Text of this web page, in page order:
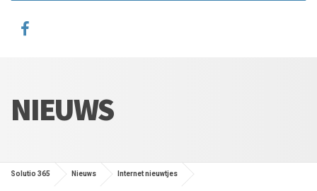
NIEUWS
Solutio 365 Nieuws Internet nieuwtjes